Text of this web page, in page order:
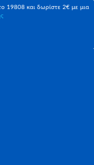
19808 και δωρίστε 2€ με μια